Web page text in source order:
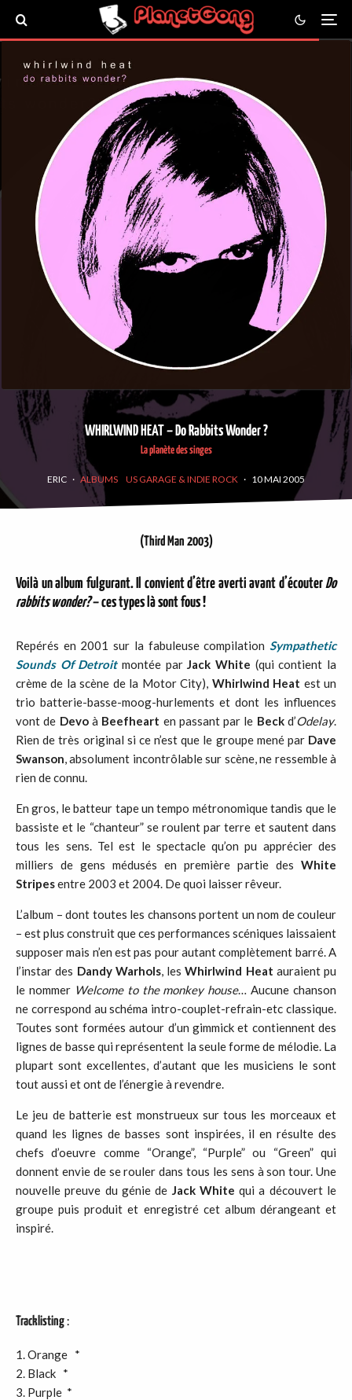
WHIRLWIND HEAT – Do Rabbits Wonder ?
La planète des singes
ERIC · ALBUMS US GARAGE & INDIE ROCK · 10 MAI 2005
(Third Man 2003)
Voilà un album fulgurant. Il convient d’être averti avant d’écouterDo
rabbits wonder?– ces types là sont fous !
Repérés en 2001 sur la fabuleuse compilation Sympathetic
Sounds Of Detroitmontée parJack White (qui contient la
crème de la scène de la Motor City), Whirlwind Heat est un
trio batterie-basse-moog-hurlements et dont les influences
vont de Devoà Beefheart en passant par le Beckd’Odelay.
Rien de très original si ce n’est que le groupe mené par Dave
Swanson, absolument incontrôlable sur scène, ne ressemble à
rien de connu.
En gros, le batteur tape un tempo métronomique tandis que le
bassiste et le “chanteur” se roulent par terre et sautent dans
tous les sens. Tel est le spectacle qu’on pu apprécier des
milliers de gens médusés en première partie des White
Stripesentre 2003 et 2004. De quoi laisser rêveur.
L’album – dont toutes les chansons portent un nom de couleur
– est plus construit que ces performances scéniques laissaient
supposer mais n’en est pas pour autant complètement barré. A
l’instar des Dandy Warhols, lesWhirlwind Heat auraient pu
le nommer Welcome to the monkey house… Aucune chanson
ne correspond au schéma intro-couplet-refrain-etc classique.
Toutes sont formées autour d’un gimmick et contiennent des
lignes de basse qui représentent la seule forme de mélodie. La
plupart sont excellentes, d’autant que les musiciens le sont
tout aussi et ont de l’énergie à revendre.
Le jeu de batterie est monstrueux sur tous les morceaux et
quand les lignes de basses sont inspirées, il en résulte des
chefs d’oeuvre comme “Orange”, “Purple” ou “Green” qui
donnent envie de se rouler dans tous les sens à son tour. Une
nouvelle preuve du génie de Jack White qui a découvert le
groupe puis produit et enregistré cet album dérangeant et
inspiré.
Tracklisting:
1. Orange *
2. Black *
3. Purple *